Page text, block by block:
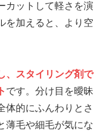
カットして軽さを演
を加えると、より空
、スタイリング剤で
です。分け目を曖昧
体的にふんわりとさ
薄毛や細毛が気にな